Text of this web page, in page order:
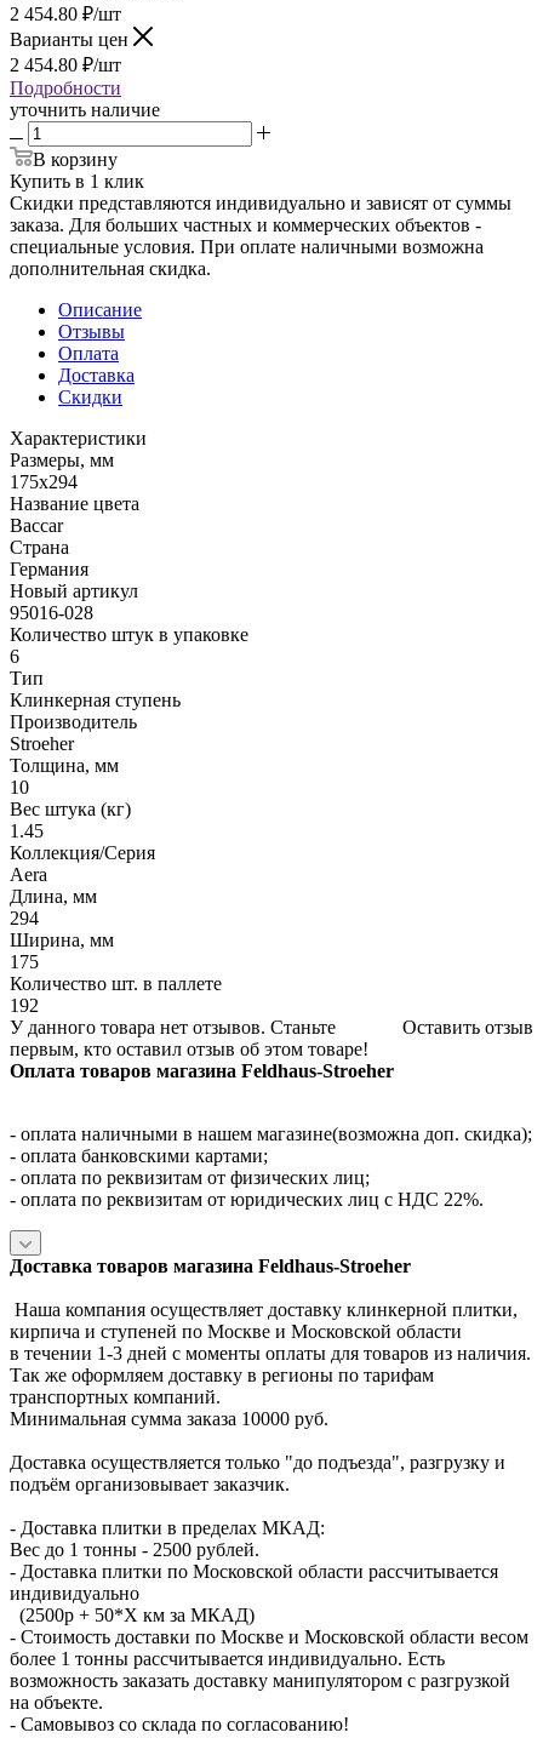
2 454.80 ₽/шт
Варианты цен
2 454.80 ₽/шт
Подробности
уточнить наличие
В корзину
Купить в 1 клик
Скидки представляются индивидуально и зависят от суммы
заказа. Для больших частных и коммерческих объектов -
специальные условия. При оплате наличными возможна
дополнительная скидка.
Описание
Отзывы
Оплата
Доставка
Скидки
Характеристики
Размеры, мм
175x294
Название цвета
Baccar
Страна
Германия
Новый артикул
95016-028
Количество штук в упаковке
6
Тип
Клинкерная ступень
Производитель
Stroeher
Толщина, мм
10
Вес штука (кг)
1.45
Коллекция/Серия
Aera
Длина, мм
294
Ширина, мм
175
Количество шт. в паллете
192
Оставить отзыв
У данного товара нет отзывов. Станьте
первым, кто оставил отзыв об этом товаре!
Оплата товаров магазина Feldhaus-Stroeher
- оплата наличными в нашем магазине(возможна доп. скидка);
- оплата банковскими картами;
- оплата по реквизитам от физических лиц;
- оплата по реквизитам от юридических лиц с НДС 22%.
Доставка товаров магазина Feldhaus-Stroeher
Наша компания осуществляет доставку клинкерной плитки,
кирпича и ступеней по Москве и Московской области
в течении 1-3 дней с моменты оплаты для товаров из наличия.
Так же оформляем доставку в регионы по тарифам
транспортных компаний.
Минимальная сумма заказа 10000 руб.
Доставка осуществляется только "до подъезда", разгрузку и
подъём организовывает заказчик.
- Доставка плитки в пределах МКАД:
Вес до 1 тонны - 2500 рублей.
- Доставка плитки по Московской области рассчитывается
индивидуально
(2500р + 50*X км за МКАД)
- Стоимость доставки по Москве и Московской области весом
более 1 тонны рассчитывается индивидуально. Есть
возможность заказать доставку манипулятором с разгрузкой
на объекте.
- Самовывоз со склада по согласованию!